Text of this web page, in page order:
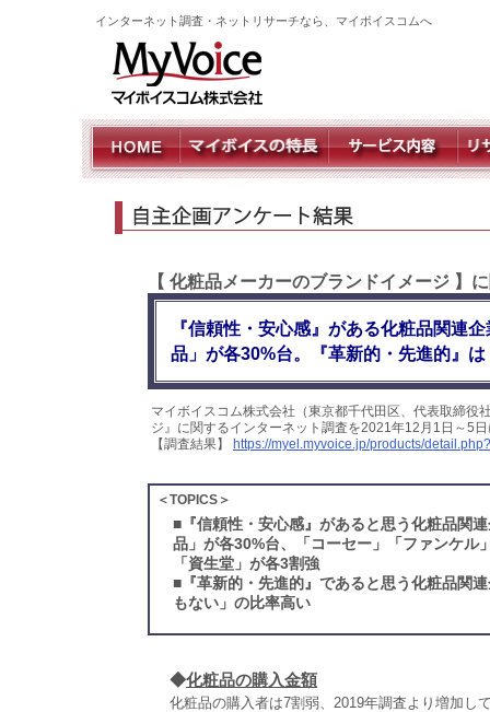
インターネット調査・ネットリサーチなら、マイボイスコムへ
【 化粧品メーカーのブランドイメージ 】
『信頼性・安心感』がある化粧品関連
品」が各30%台。『革新的・先進的』
マイボイスコム株式会社（東京都千代田区、代表取締役
ジ』に関するインターネット調査を2021年12月1日～5
【調査結果】
https://myel.myvoice.jp/products/
＜TOPICS＞
■ 『信頼性・安心感』があると思う化粧品関
品」が各30%台、「コーセー」「ファンケル
「資生堂」が各3割強
■ 『革新的・先進的』であると思う化粧品関
もない」の比率高い
◆化粧品の購入金額
化粧品の購入者は7割弱、2019年調査より増加し